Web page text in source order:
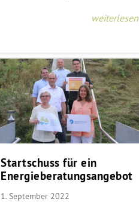
weiterlesen
Startschuss für ein
Energieberatungsangebot
1. September 2022